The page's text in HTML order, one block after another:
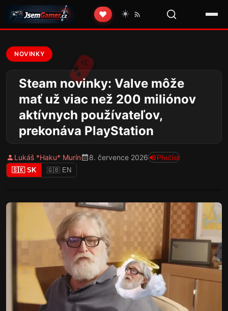
❤️ ☀️
NOVINKY
Steam novinky: Valve môže
mať už viac než 200 miliónov
aktívnych používateľov,
prekonáva PlayStation
Lukáš *Haku* Murín 8. července 2026 Přečíst
🇸🇰 SK 🇬🇧 EN